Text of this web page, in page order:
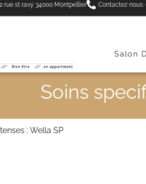
2 rue st ravy 34000 Montpellier Contactez nous:
Salon
Soins
: Wella SP